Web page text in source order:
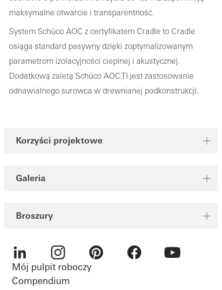
maksymalne otwarcie i transparentność.
System Schüco AOC z certyfikatem Cradle to Cradle
osiąga standard pasywny dzięki zoptymalizowanym
parametrom izolacyjności cieplnej i akustycznej.
Dodatkową zaletą Schüco AOC.TI jest zastosowanie
odnawialnego surowca w drewnianej podkonstrukcji.
Korzyści projektowe
Galeria
Broszury
LinkedIn Instagram Pinterest
Mój pulpit roboczy
Compendium